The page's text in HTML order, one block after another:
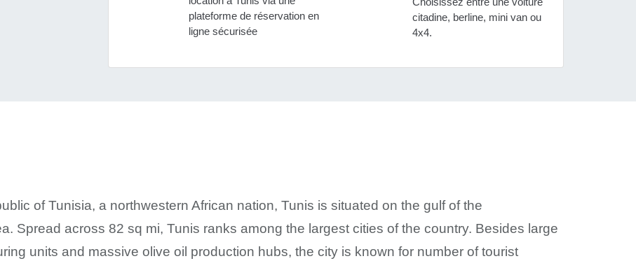
plateforme de réservation en
ligne sécurisée
citadine, berline, mini van ou
4x4.
of Tunisia, a northwestern African nation, Tunis is situated on the gulf of the
Spread across 82 sq mi, Tunis ranks among the largest cities of the country. Besides large
units and massive olive oil production hubs, the city is known for number of tourist